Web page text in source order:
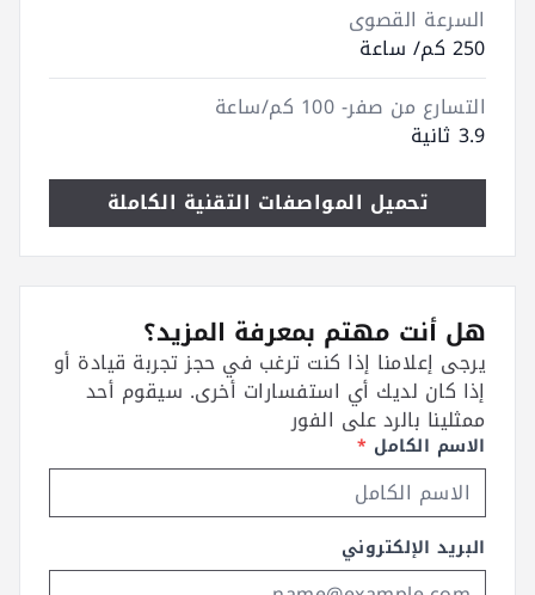
السرعة القصوى
250 كم/ ساعة
التسارع من صفر- 100 كم/ساعة
3.9 ثانية
تحميل المواصفات التقنية الكاملة
هل أنت مهتم بمعرفة المزيد؟
يرجى إعلامنا إذا كنت ترغب في حجز تجربة قيادة أو
إذا كان لديك أي استفسارات أخرى. سيقوم أحد
ممثلينا بالرد على الفور
الاسم الكامل *
البريد الإلكتروني